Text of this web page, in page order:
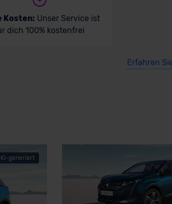
Kosten: Unser Service ist
dich 100% kostenfrei
Erfahren
KI-generiert